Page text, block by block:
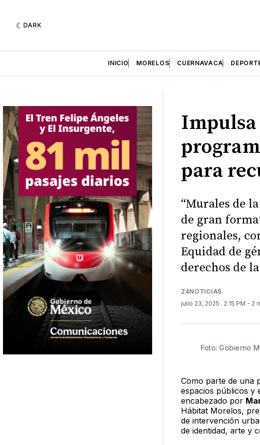
DARK
INICIO MORELOS CUERNAVACA
Impulsa
para
“Murales de
de gran
regionales,
Equidad de
derechos de
24NOTICIAS
julio 23, 2025 . 2:15 PM - 2
Foto: Gobierno
Como parte de una
espacios públicos y
encabezado por
Hábitat Morelos,
de intervención
de identidad, arte y